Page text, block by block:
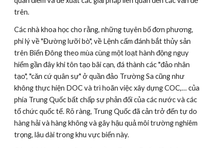
trên.
Các nhà khoa học cho rằng, những tuyên bố đơn phương,
phi lý về "Đường lưỡi bò", về Lệnh cấm đánh bắt thủy sản
trên Biển Đông theo mùa cùng một loạt hành động nguy
hiểm gần đây khi tôn tạo bãi cạn, đá thành các "đảo nhân
tạo", "căn cứ quân sự" ở quần đảo Trường Sa cũng như
không thực hiện DOC và trì hoãn việc xây dựng COC,… của
phía Trung Quốc bất chấp sự phản đối của các nước và các
tổ chức quốc tế. Rõ ràng, Trung Quốc đã cản trở đến tự do
hàng hải và hàng không và gây hậu quả môi trường nghiêm
trọng, lâu dài trong khu vực biển này.